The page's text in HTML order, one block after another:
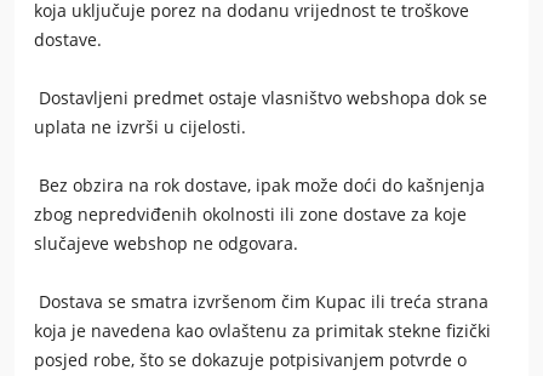
koja uključuje porez na dodanu vrijednost te troškove
dostave.
Dostavljeni predmet ostaje vlasništvo webshopa dok se
uplata ne izvrši u cijelosti.
Bez obzira na rok dostave, ipak može doći do kašnjenja
zbog nepredviđenih okolnosti ili zone dostave za koje
slučajeve webshop ne odgovara.
Dostava se smatra izvršenom čim Kupac ili treća strana
koja je navedena kao ovlaštenu za primitak stekne fizički
posjed robe, što se dokazuje potpisivanjem potvrde o